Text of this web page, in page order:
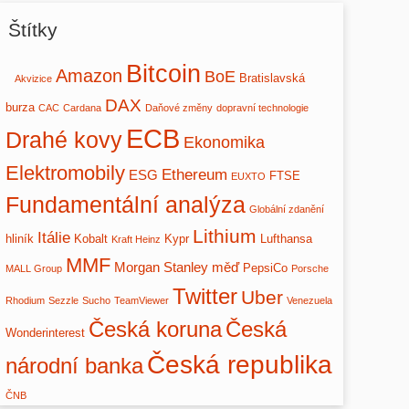
Štítky
Akvizice Amazon Bitcoin BoE Bratislavská
burza CAC Cardana DAX Daňové změny dopravní technologie
Drahé kovy ECB Ekonomika
Elektromobily ESG Ethereum EUXTO FTSE
Fundamentální analýza Globální zdanění
hliník Itálie Kobalt Kraft Heinz Kypr Lithium Lufthansa
MALL Group MMF Morgan Stanley měď PepsiCo Porsche
Rhodium Sezzle Sucho TeamViewer Twitter Uber Venezuela
Wonderinterest Česká korunaČeská
národní bankaČeská republika
ČNB